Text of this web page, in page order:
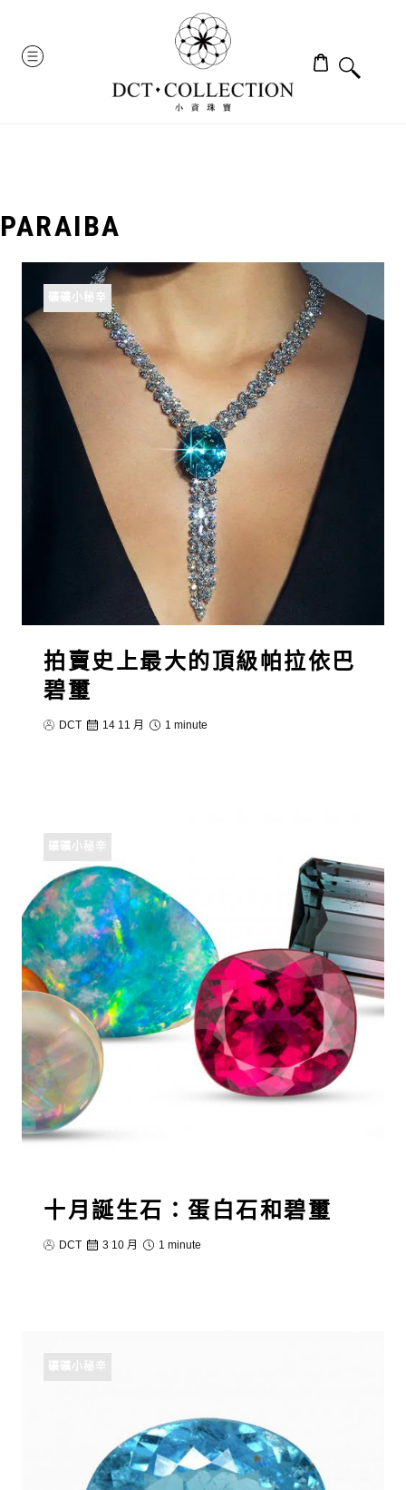
content
MENU
PARAIBA
礦礦小秘辛
拍賣史上最大的頂級帕拉依巴
碧璽
DCT 14 11 月 1 minute
礦礦小秘辛
十月誕生石：蛋白石和碧璽
DCT 3 10 月 1 minute
礦礦小秘辛